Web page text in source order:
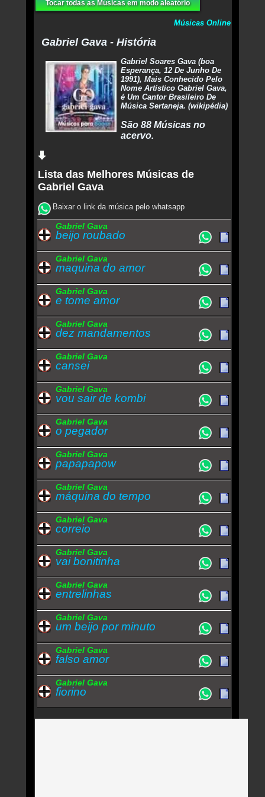
Tocar todas as Músicas em modo aleatório
Músicas Online
Gabriel Gava - História
Gabriel Soares Gava (boa
Esperança, 12 De Junho De
1991), Mais Conhecido Pelo
Nome Artístico Gabriel Gava,
é Um Cantor Brasileiro De
Música Sertaneja. (wikipédia)
São 88 Músicas no
acervo.
Lista das Melhores Músicas de
Gabriel Gava
Baixar o link da música pelo whatsapp
Gabriel Gava
beijo roubado
Gabriel Gava
maquina do amor
Gabriel Gava
e tome amor
Gabriel Gava
dez mandamentos
Gabriel Gava
cansei
Gabriel Gava
vou sair de kombi
Gabriel Gava
o pegador
Gabriel Gava
papapapow
Gabriel Gava
máquina do tempo
Gabriel Gava
correio
Gabriel Gava
vai bonitinha
Gabriel Gava
entrelinhas
Gabriel Gava
um beijo por minuto
Gabriel Gava
falso amor
Gabriel Gava
fiorino